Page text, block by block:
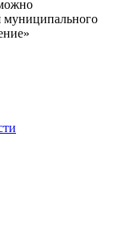
муниципального